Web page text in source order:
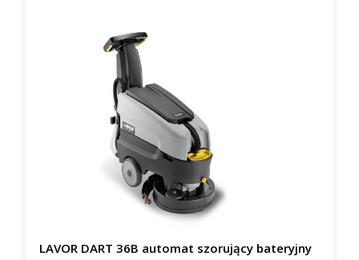
LAVOR DART 36B automat szorujący bateryjny